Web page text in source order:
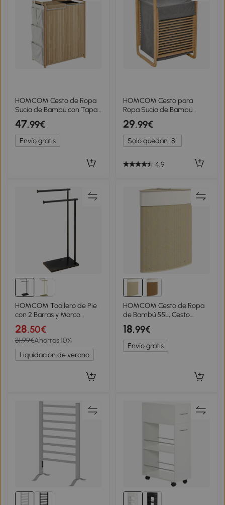
HOMCOM Cesto de Ropa
Sucia de Bambú con Tapa
120L con 2 Bolsas con
Cordón Extraíbles y
Lavables Bolsillos Laterales
Natural
47,99€
Envío gratis
HOMCOM Cesto para
Ropa Sucia de Bambú
Cesto Rectangular de Ropa
Portátil con Tapa y Bolsa
Extraíble Mueble de Baño
Dormitorio 40x35,5x60,5
29,99€
Solo quedan 8
4.9
HOMCOM Toallero de Pie
con 2 Barras y Marco
Metálico Toallero de Baño
Moderno en Forma de L
35,5x20x78 cm Negro
28,50€
31,99€Ahorras 10%
Liquidación de verano
HOMCOM Cesto de Ropa
de Bambú 55L, Cesto
Triángulo con Bolsa
Desmontable y Lavable,
Tapa, Asa, 35x35x60cm,
Natural
18,99€
Envío gratis